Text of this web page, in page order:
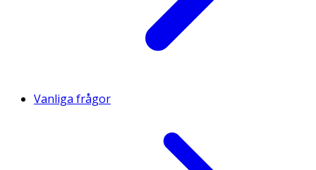
Vanliga frågor